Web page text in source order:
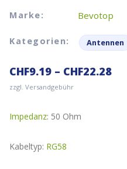
Marke: Bevotop
Kategorien: Antennen
CHF9.19 – CHF22.28
zzgl. Versandgebühr
Impedanz: 50 Ohm
Kabeltyp: RG58